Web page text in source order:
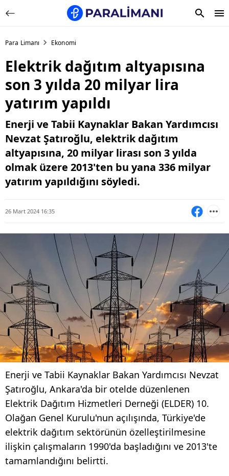
Para Limanı Ekonomi
Elektrik dağıtım altyapısına
son 3 yılda 20 milyar lira
yatırım yapıldı
Enerji ve Tabii Kaynaklar Bakan Yardımcısı
Nevzat Şatıroğlu, elektrik dağıtım
altyapısına, 20 milyar lirası son 3 yılda
olmak üzere 2013'ten bu yana 336 milyar
yatırım yapıldığını söyledi.
26 Mart 2024 16:35
Enerji ve Tabii Kaynaklar Bakan Yardımcısı Nevzat
Şatıroğlu, Ankara'da bir otelde düzenlenen
Elektrik Dağıtım Hizmetleri Derneği (ELDER) 10.
Olağan Genel Kurulu'nun açılışında, Türkiye'de
elektrik dağıtım sektörünün özelleştirilmesine
ilişkin çalışmaların 1990'da başladığını ve 2013'te
tamamlandığını belirtti.